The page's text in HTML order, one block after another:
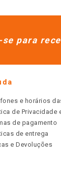
para
e horários
de Privacidade
de pagamento
de entrega
e Devoluções